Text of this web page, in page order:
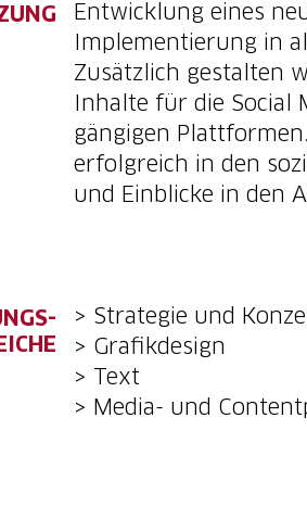
Entwicklung eines
Implementierung in
Zusätzlich gestalten
Inhalte für die Social
gängigen
erfolgreich in den
und Einblicke in den
> Strategie und
> Grafikdesign
> Text
> Media- und